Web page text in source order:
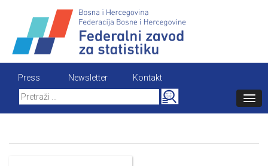
content
Press Newsletter
Kontakt
Search
for: